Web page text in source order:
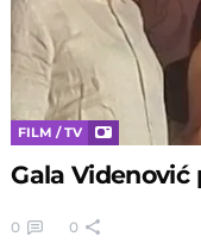
FILM / TV
Gala
0 0